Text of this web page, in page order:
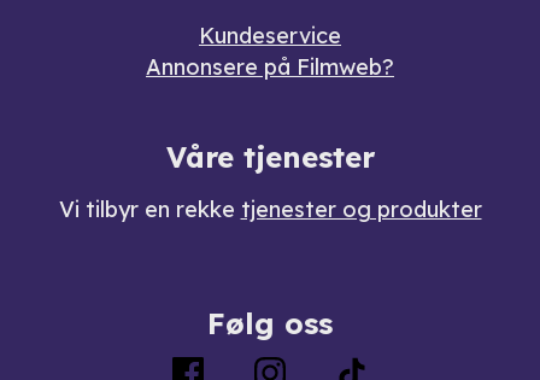
Kundeservice
Annonsere på Filmweb?
Våre tjenester
Vi tilbyr en rekke tjenester og produkter
Følg oss